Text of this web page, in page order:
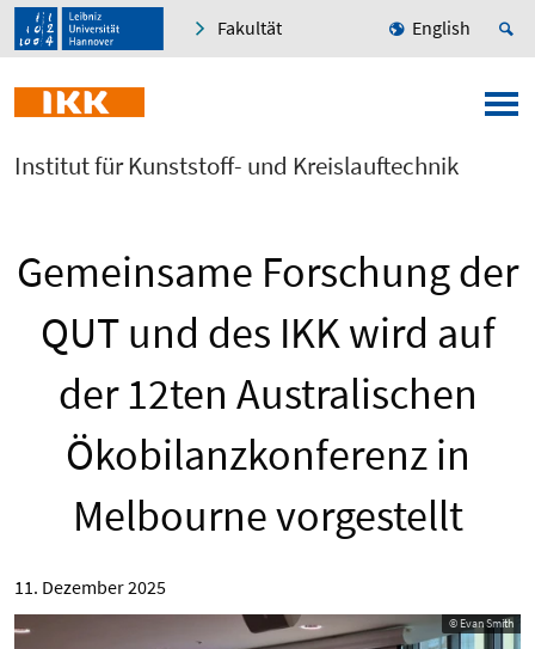
Fakultät English
Institut für Kunststoff- und Kreislauftechnik
Gemeinsame Forschung der
QUT und des IKK wird auf
der 12ten Australischen
Ökobilanzkonferenz in
Melbourne vorgestellt
11. Dezember 2025
© Evan Smith